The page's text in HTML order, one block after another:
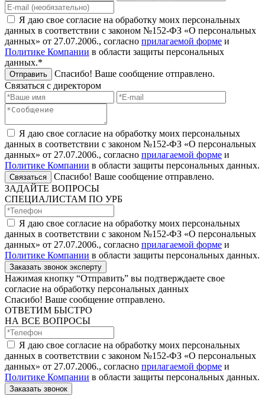
Я даю свое согласие на обработку моих персональных
данных в соответствии с законом №152-ФЗ «О персональных
данных» от 27.07.2006., согласно прилагаемой форме и
Политике Компании в области защиты персональных
данных.*
Отправить
Спасибо! Ваше сообщение отправлено.
Связаться с директором
Я даю свое согласие на обработку моих персональных
данных в соответствии с законом №152-ФЗ «О персональных
данных» от 27.07.2006., согласно прилагаемой форме и
Политике Компании в области защиты персональных данных.
Связаться
Спасибо! Ваше сообщение отправлено.
ЗАДАЙТЕ ВОПРОСЫ
СПЕЦИАЛИСТАМ ПО УРБ
Я даю свое согласие на обработку моих персональных
данных в соответствии с законом №152-ФЗ «О персональных
данных» от 27.07.2006., согласно прилагаемой форме и
Политике Компании в области защиты персональных данных.
Заказать звонок эксперту
Нажимая кнопку “Отправить” вы подтверждаете свое
согласие на обработку персональных данных
Спасибо! Ваше сообщение отправлено.
ОТВЕТИМ БЫСТРО
НА ВСЕ ВОПРОСЫ
Я даю свое согласие на обработку моих персональных
данных в соответствии с законом №152-ФЗ «О персональных
данных» от 27.07.2006., согласно прилагаемой форме и
Политике Компании в области защиты персональных данных.
Заказать звонок